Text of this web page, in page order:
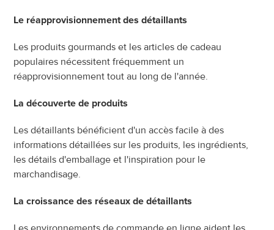
Le réapprovisionnement des détaillants
Les produits gourmands et les articles de cadeau
populaires nécessitent fréquemment un
réapprovisionnement tout au long de l'année.
La découverte de produits
Les détaillants bénéficient d'un accès facile à des
informations détaillées sur les produits, les ingrédients,
les détails d'emballage et l'inspiration pour le
marchandisage.
La croissance des réseaux de détaillants